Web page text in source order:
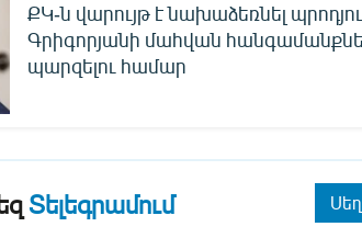
ՔԿ-ն վարույթ է նախաձեռնել
Գրիգորյանի մահվան
պարզելու համար
Տելեգրամում